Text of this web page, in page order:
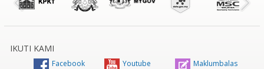
2pm
IKUTI KAMI
Facebook Youtube Maklumbalas